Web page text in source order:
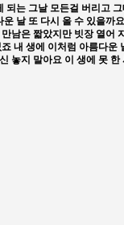
는 그날 모든걸 버리고
날 또 다시 올 수 있을까
남은 짧았지만 빗장 열어
내 생에 이처럼 아름다운
놓지 말아요 이 생에 못